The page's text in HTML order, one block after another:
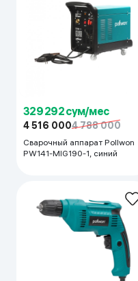
329 292 сум/мес
4 516 0004 788 000
Сварочный аппарат Pollwon
PW141-MIG190-1, синий